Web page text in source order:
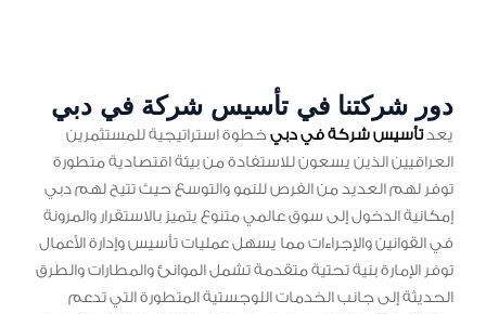
دور شركتنا في تأسيس شركة في دبي
يعدتأسيس شركة في دبيخطوة استراتيجية للمستثمرين
العراقيين الذين يسعون للاستفادة من بيئة اقتصادية متطورة
توفر لهم العديد من الفرص للنمو والتوسع حيث تتيح لهم دبي
إمكانية الدخول إلى سوق عالمي متنوع يتميز بالاستقرار والمرونة
في القوانين والإجراءات مما يسهل عمليات تأسيس وإدارة الأعمال
توفر الإمارة بنية تحتية متقدمة تشمل الموانئ والمطارات والطرق
الحديثة إلى جانب الخدمات اللوجستية المتطورة التي تدعم